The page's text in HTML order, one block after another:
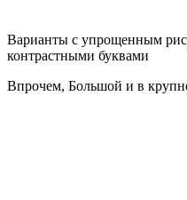
Варианты с упрощенным
контрастными буквами
Впрочем, Большой и в